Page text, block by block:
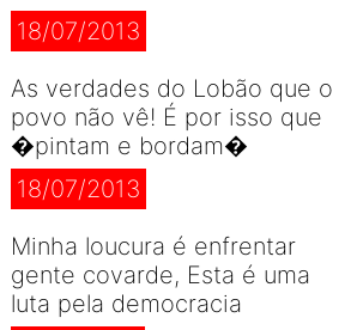
18/07/2013
As verdades do Lobão que o
povo não vê! É por isso que
�pintam e bordam�
18/07/2013
Minha loucura é enfrentar
gente covarde, Esta é uma
luta pela democracia